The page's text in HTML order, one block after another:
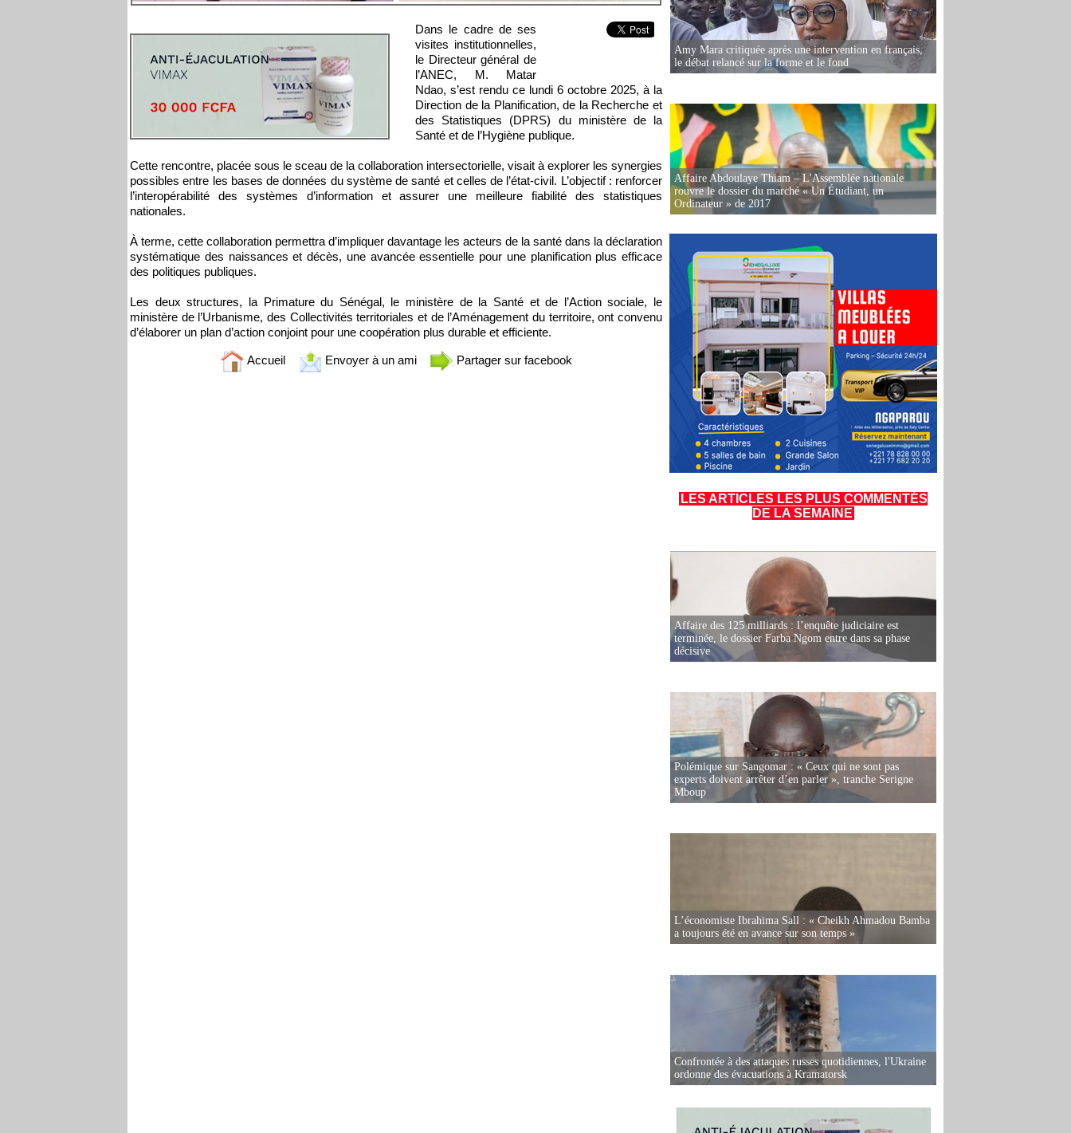
Dans le cadre de ses
visites institutionnelles,
le Directeur général de
l’ANEC, M. Matar
Ndao, s’est rendu ce lundi 6 octobre 2025, à la
Direction de la Planification, de la Recherche et
des Statistiques (DPRS) du ministère de la
Santé et de l’Hygiène publique.
Cette rencontre, placée sous le sceau de la collaboration intersectorielle, visait à explorer les synergies
possibles entre les bases de données du système de santé et celles de l’état-civil. L’objectif : renforcer
l’interopérabilité des systèmes d’information et assurer une meilleure fiabilité des statistiques
nationales.
À terme, cette collaboration permettra d’impliquer davantage les acteurs de la santé dans la déclaration
systématique des naissances et décès, une avancée essentielle pour une planification plus efficace
des politiques publiques.
Les deux structures, la Primature du Sénégal, le ministère de la Santé et de l’Action sociale, le
ministère de l’Urbanisme, des Collectivités territoriales et de l’Aménagement du territoire, ont convenu
d’élaborer un plan d’action conjoint pour une coopération plus durable et efficiente.
Accueil Envoyer à un ami Partager sur facebook
Amy Mara critiquée après une intervention en français,
le débat relancé sur la forme et le fond
Affaire Abdoulaye Thiam – L'Assemblée nationale
rouvre le dossier du marché « Un Étudiant, un
Ordinateur » de 2017
LES ARTICLES LES PLUS COMMENTÉS
DE LA SEMAINE
Affaire des 125 milliards : l’enquête judiciaire est
terminée, le dossier Farba Ngom entre dans sa phase
décisive
Polémique sur Sangomar : « Ceux qui ne sont pas
experts doivent arrêter d’en parler », tranche Serigne
Mboup
L’économiste Ibrahima Sall : « Cheikh Ahmadou Bamba
a toujours été en avance sur son temps »
Confrontée à des attaques russes quotidiennes, l'Ukraine
ordonne des évacuations à Kramatorsk